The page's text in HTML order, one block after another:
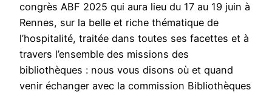
congrès ABF 2025 qui aura lieu du 17 au 19 juin à
Rennes, sur la belle et riche thématique de
l’hospitalité, traitée dans toutes ses facettes et à
travers l’ensemble des missions des
bibliothèques : nous vous disons où et quand
venir échanger avec la commission Bibliothèques